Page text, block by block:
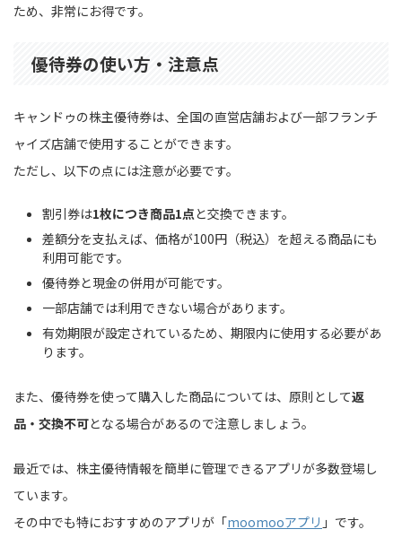
ため、非常にお得です。
優待券の使い方・注意点
キャンドゥの株主優待券は、全国の直営店舗および一部フランチ
ャイズ店舗で使用することができます。
ただし、以下の点には注意が必要です。
割引券は1枚につき商品1点と交換できます。
差額分を支払えば、価格が100円（税込）を超える商品にも
利用可能です。
優待券と現金の併用が可能です。
一部店舗では利用できない場合があります。
有効期限が設定されているため、期限内に使用する必要があ
ります。
また、優待券を使って購入した商品については、原則として返
品・交換不可となる場合があるので注意しましょう。
最近では、株主優待情報を簡単に管理できるアプリが多数登場し
ています。
その中でも特におすすめのアプリが「moomooアプリ 」です。